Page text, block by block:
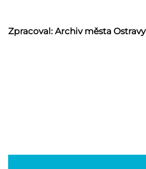
Zpracoval: Archiv města Ostravy